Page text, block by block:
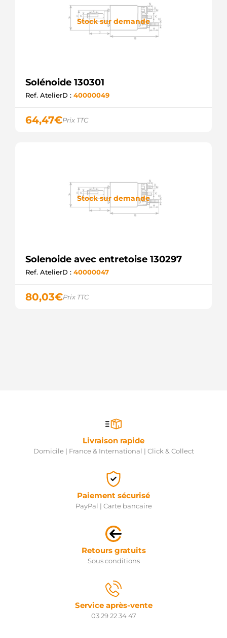
Stock sur demande
Solénoide 130301
Ref. AtelierD : 40000049
64,47€Prix TTC
Stock sur demande
Solenoide avec entretoise 130297
Ref. AtelierD : 40000047
80,03€Prix TTC
Livraison rapide
Domicile | France & International | Click & Collect
Paiement sécurisé
PayPal | Carte bancaire
Retours gratuits
Sous conditions
Service après-vente
03 29 22 34 47